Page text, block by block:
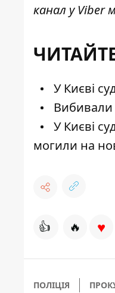
канал у Viber
У Києві
Вибивали
У Києві
могили на
👍 🔥 ♥
ПОЛІЦІЯ